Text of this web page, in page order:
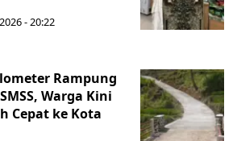
- 20:22
Rampung
Warga Kini
Cepat ke Kota